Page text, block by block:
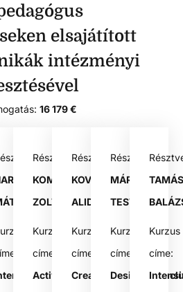
elsajátított
intézményi
16 179 €
Résztvevő:
KOMÁLOVICS
ZOLTÁN
Kurzus
címe:
Active
Résztvevő:
KOVÁCS
ALIDA
Kurzus
címe:
Creative
Résztvevő:
MÁRTON
TESTVÉR
Kurzus
címe:
Designing
TAMÁS
Kurzus
címe: